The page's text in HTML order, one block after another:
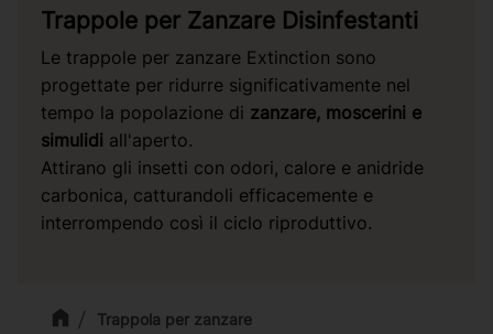
Trappola per zanzare
Trappole per Zanzare Disinfestanti
Le trappole per zanzare Extinction sono
progettate per ridurre significativamente nel
tempo la popolazione di zanzare, moscerini e
simulidi all'aperto.
Attirano gli insetti con odori, calore e anidride
carbonica, catturandoli efficacemente e
interrompendo così il ciclo riproduttivo.